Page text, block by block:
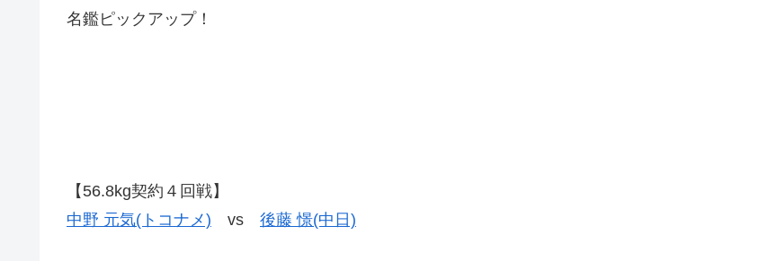
名鑑ピックアップ！
【56.8kg契約４回戦】
中野 元気(トコナメ) vs 後藤 憬(中日)